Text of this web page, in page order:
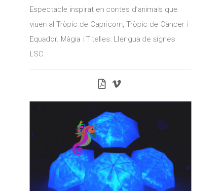
Espectacle inspirat en contes d’animals que
viuen al Tròpic de Capricorn, Tròpic de Càncer i
Equador. Màgia i Titelles. Llengua de signes
LSC.